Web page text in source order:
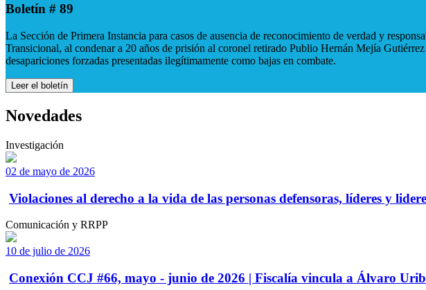
Boletín # 89
La Sección de Primera Instancia para casos de ausencia de reconocimiento de verdad y
Transicional, al condenar a 20 años de prisión al coronel retirado Publio Hernán Mejía
desapariciones forzadas presentadas ilegítimamente como bajas en combate.
Leer el boletín
Novedades
Investigación
02 de mayo de 2026
Violaciones al derecho a la vida de las personas defensoras, líderes y
Comunicación y RRPP
10 de julio de 2026
Conexión CCJ #66, mayo - junio de 2026 | Fiscalía vincula a Álvaro